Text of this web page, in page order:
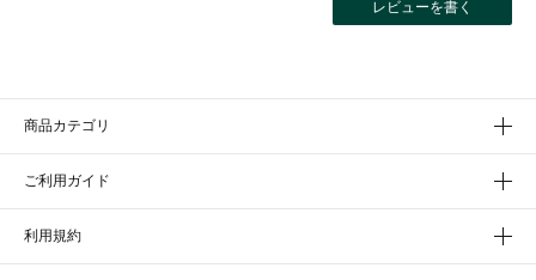
レビューを書く
商品カテゴリ
ご利用ガイド
利用規約